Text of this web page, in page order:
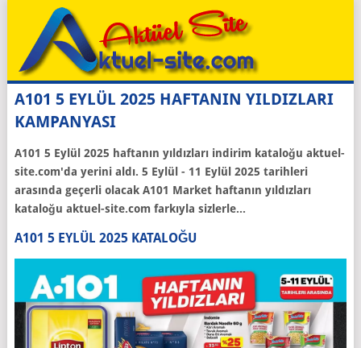
A101 5 EYLÜL 2025 HAFTANIN YILDIZLARI
KAMPANYASI
A101 5 Eylül 2025 haftanın yıldızları indirim kataloğu aktuel-
site.com'da yerini aldı. 5 Eylül - 11 Eylül 2025 tarihleri
arasında geçerli olacak A101 Market haftanın yıldızları
kataloğu aktuel-site.com farkıyla sizlerle...
A101 5 EYLÜL 2025 KATALOĞU